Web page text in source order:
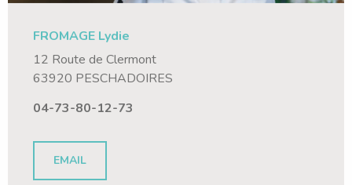
FROMAGE Lydie
12 Route de Clermont
63920 PESCHADOIRES
04-73-80-12-73
EMAIL